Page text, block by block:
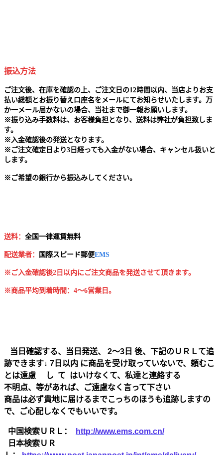
振込方法
ご注文後、在庫を確認の上、ご注文日の12時間以内、当店よりお支
払い総額とお振り替え口座名をメールにてお知らせいたします。万
か一メール届かないの場合、当社まで御一報お願いします。
※振り込み手数料は、お客様負担となり、送料は弊社が負担致しま
す。
※ 入金確認後の発送となります。
※ ご注文確定日より3日経っても入金がない場合、キャンセル扱いと
します。
※ ご希望の銀行から振込みしてください。
送料： 全国一律運賃無料
配送業者： 国 際スピード郵便EMS
※ご入金確認後2日以内にご注文商品を発送させて頂きます。
※商品平均到着時間：4～6営業日。
当日確認する、当日発送、 2～3日 後、下記のＵＲＬて追
跡できます↓ 7日以内 に商品を受け取っていないで、頼むこ
とは遠慮 し て はいけなくて、私達と連絡する
不明点、等があれば、ご遠慮なく言って下さい
商品は必ず貴地に届けるまでこっちのほうも追跡しますの
で、ご心配しなくでもいいです。
中国検索ＵＲＬ：
http://www.ems.com.cn/
日本検索ＵＲ